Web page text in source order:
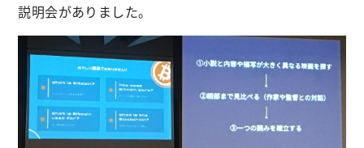
説明会がありました。